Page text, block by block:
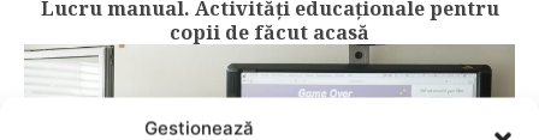
Gestionează
Lucru manual. Activități educaționale pentru
copii de făcut acasă